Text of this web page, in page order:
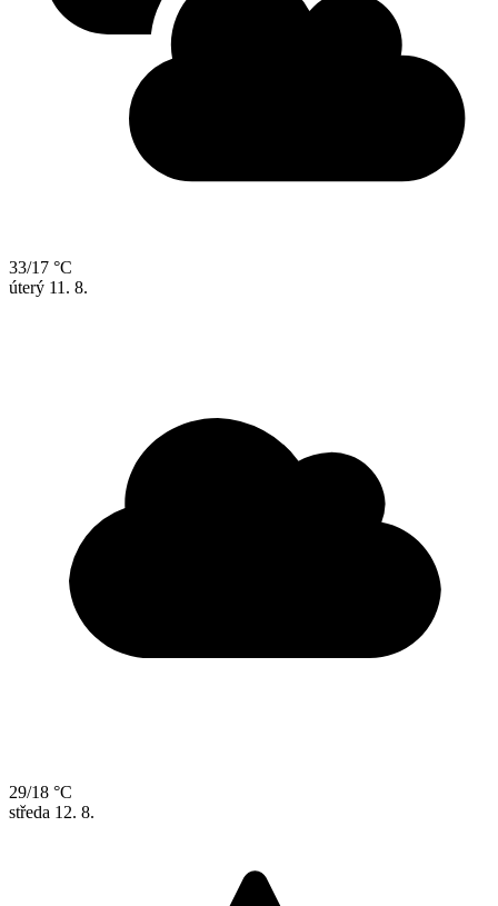
33/17 °C
úterý 11. 8.
29/18 °C
středa 12. 8.